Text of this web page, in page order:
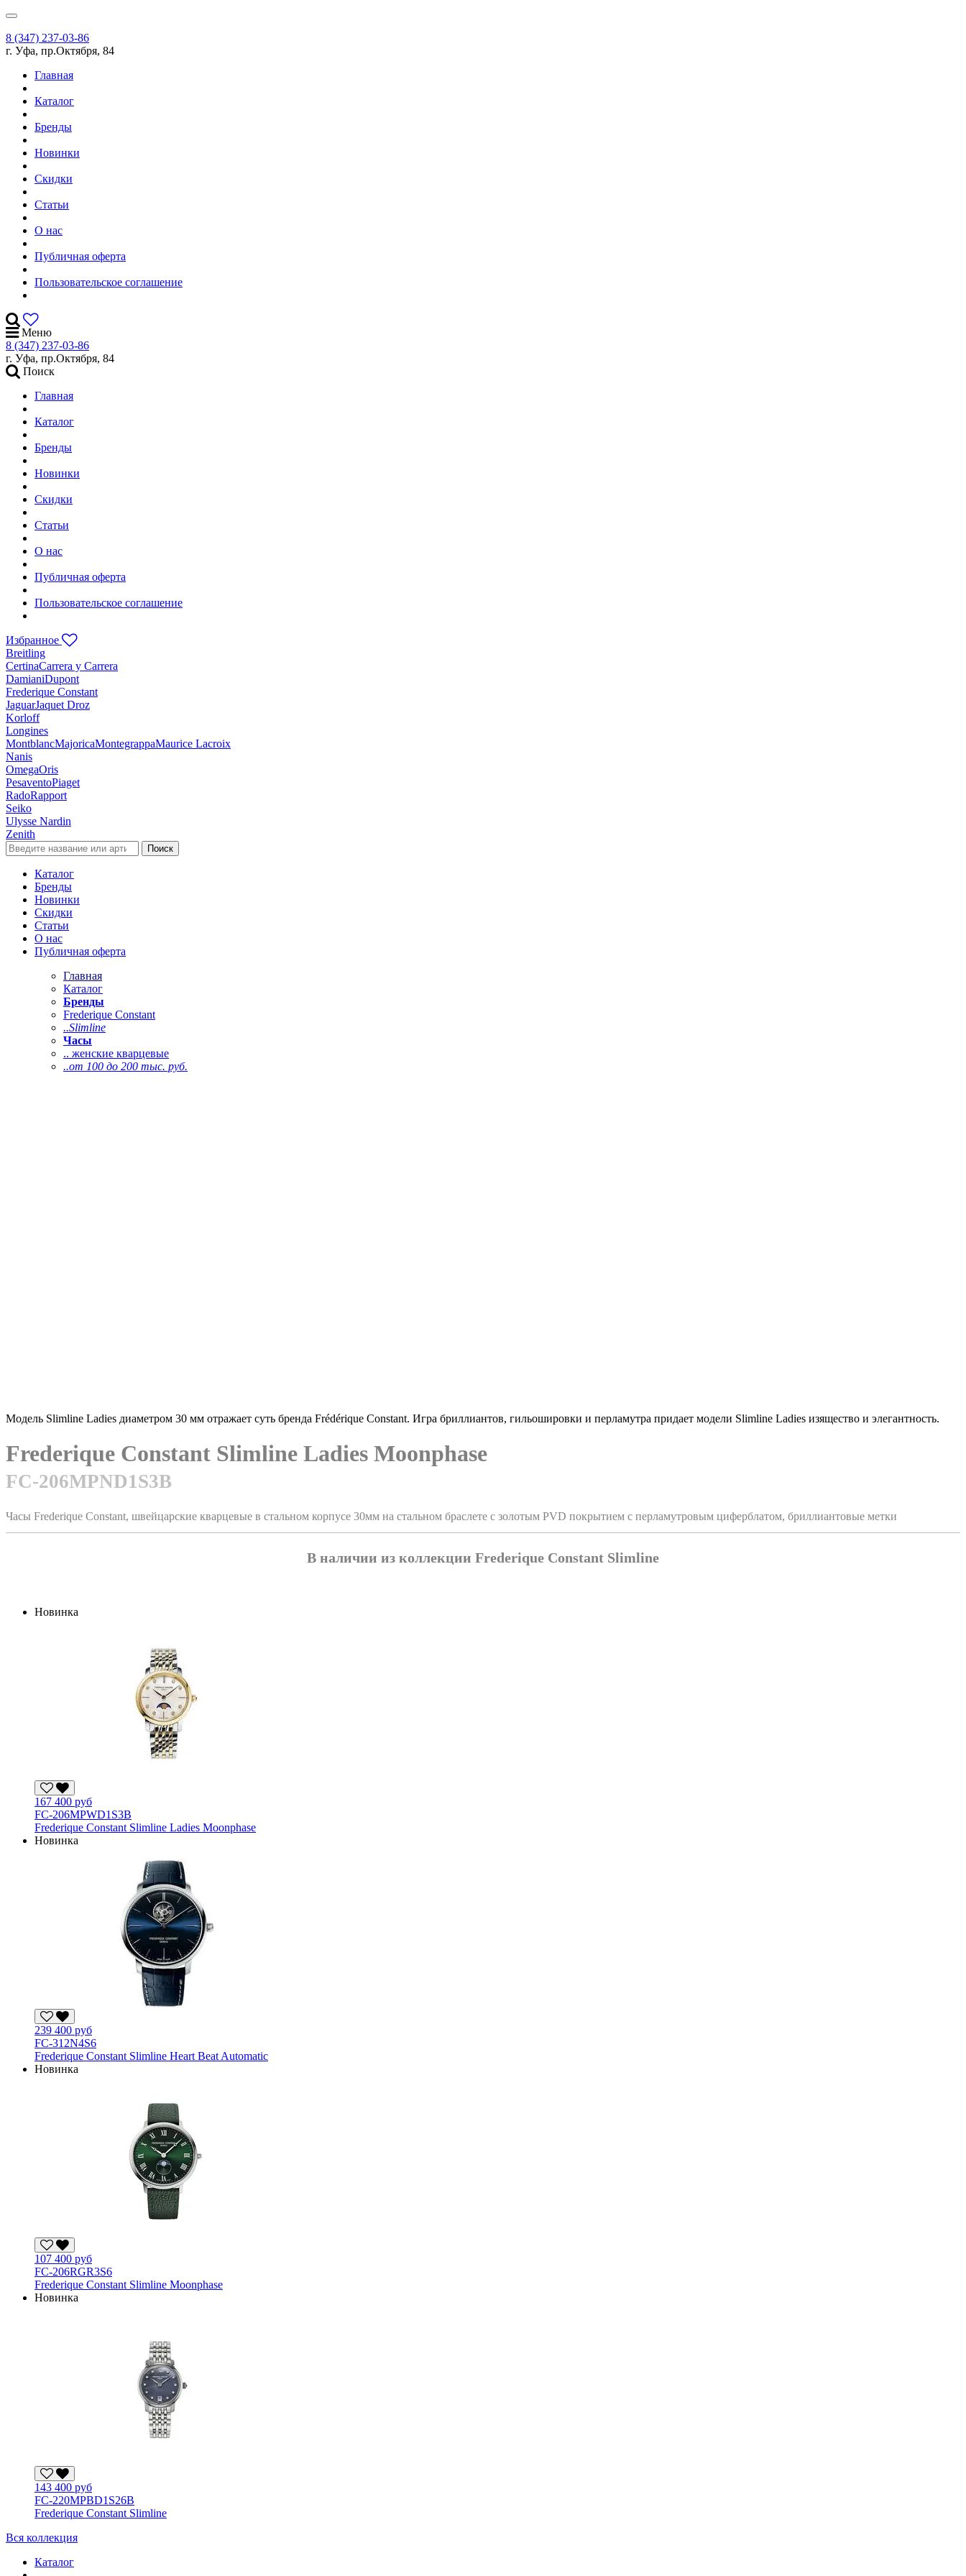
8 (347) 237-03-86
г. Уфа, пр.Октября, 84
Главная
Каталог
Бренды
Новинки
Скидки
Статьи
О нас
Публичная оферта
Пользовательское соглашение
Меню
8 (347) 237-03-86
г. Уфа, пр.Октября, 84
Поиск
Главная
Каталог
Бренды
Новинки
Скидки
Статьи
О нас
Публичная оферта
Пользовательское соглашение
Избранное
Breitling
CertinaCarrera y Carrera
DamianiDupont
Frederique Constant
JaguarJaquet Droz
Korloff
Longines
MontblancMajoricaMontegrappaMaurice Lacroix
Nanis
OmegaOris
PesaventoPiaget
RadoRapport
Seiko
Ulysse Nardin
Zenith
Поиск
Каталог
Бренды
Новинки
Скидки
Статьи
О нас
Публичная оферта
Главная
Каталог
Бренды
Frederique Constant
..Slimline
Часы
.. женские кварцевые
..от 100 до 200 тыс. руб.
Модель Slimline Ladies диаметром 30 мм отражает суть бренда Frédérique Constant. Игра бриллиантов, гильошировки и перламутра придает модели Slimline Ladies изящество и элегантность.
Frederique Constant Slimline Ladies Moonphase
FC-206MPND1S3B
Часы Frederique Constant, швейцарские кварцевые в стальном корпусе 30мм на стальном браслете с золотым PVD покрытием с перламутровым циферблатом, бриллиантовые метки
В наличии из коллекции Frederique Constant Slimline
Новинка
167 400 руб
FC-206MPWD1S3B
Frederique Constant Slimline Ladies Moonphase
Новинка
239 400 руб
FC-312N4S6
Frederique Constant Slimline Heart Beat Automatic
Новинка
107 400 руб
FC-206RGR3S6
Frederique Constant Slimline Moonphase
Новинка
143 400 руб
FC-220MPBD1S26B
Frederique Constant Slimline
Вся коллекция
Каталог